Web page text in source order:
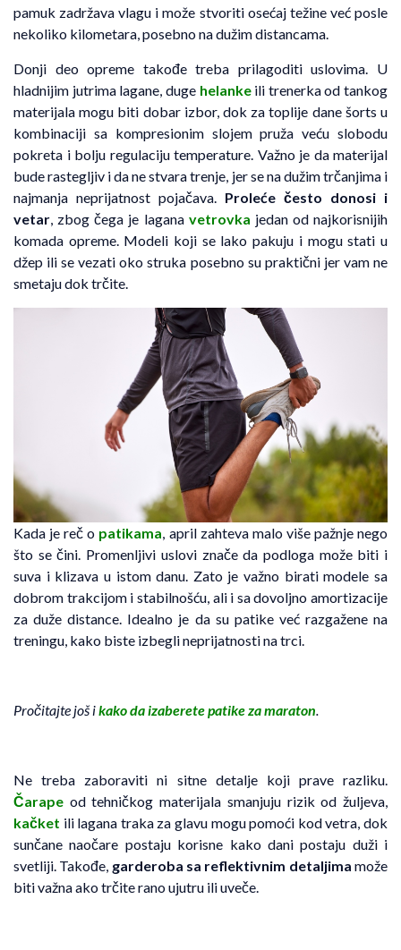
pamuk zadržava vlagu i može stvoriti osećaj težine već posle
nekoliko kilometara, posebno na dužim distancama.
Donji deo opreme takođe treba prilagoditi uslovima. U
hladnijim jutrima lagane, duge helankeili trenerka od tankog
materijala mogu biti dobar izbor, dok za toplije dane šorts u
kombinaciji sa kompresionim slojem pruža veću slobodu
pokreta i bolju regulaciju temperature. Važno je da materijal
bude rastegljiv i da ne stvara trenje, jer se na dužim trčanjima i
najmanja neprijatnost pojačava. Proleće često donosi i
vetar, zbog čega je lagana vetrovka jedan od najkorisnijih
komada opreme. Modeli koji se lako pakuju i mogu stati u
džep ili se vezati oko struka posebno su praktični jer vam ne
smetaju dok trčite.
Kada je reč o patikama, april zahteva malo više pažnje nego
što se čini. Promenljivi uslovi znače da podloga može biti i
suva i klizava u istom danu. Zato je važno birati modele sa
dobrom trakcijom i stabilnošću, ali i sa dovoljno amortizacije
za duže distance. Idealno je da su patike već razgažene na
treningu, kako biste izbegli neprijatnosti na trci.
Pročitajte još ikako da izaberete patike za maraton.
Ne treba zaboraviti ni sitne detalje koji prave razliku.
Čarape od tehničkog materijala smanjuju rizik od žuljeva,
kačket ili lagana traka za glavu mogu pomoći kod vetra, dok
sunčane naočare postaju korisne kako dani postaju duži i
svetliji. Takođe, garderoba sa reflektivnim detaljima može
biti važna ako trčite rano ujutru ili uveče.